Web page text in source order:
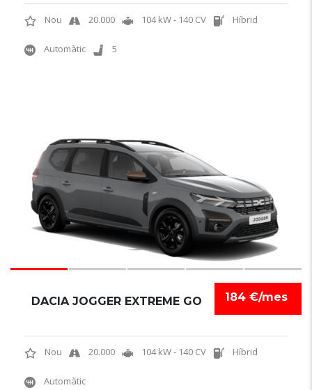
Nou 20.000 104 kW - 140 CV Híbrid
Automàtic 5
184 €/mes
DACIA JOGGER EXTREME GO
Nou 20.000 104 kW - 140 CV Híbrid
Automàtic